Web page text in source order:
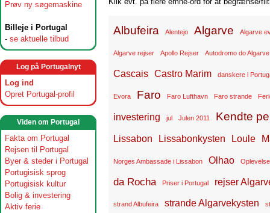
Prøv ny søgemaskine
Billeje i Portugal
- se aktuelle tilbud
Log på Portugalnyt
Log ind
Opret Portugal-profil
Viden om Portugal
Fakta om Portugal
Rejsen til Portugal
Byer & steder i Portugal
Portugisisk sprog
Portugisisk kultur
Bolig & investering
Aktiv ferie
Albufeira Alentejo Algarve Algarve
Algarve rejser Apollo Rejser Autodromo do Algarve
Cascais Castro Marim danskere i
Evora Faro Faro Lufthavn Faro strande
investering jul Julen 2011 Kendte
Lissabon Lissabonkysten Loule
Norges Ambassade i Lissabon Olhao
da Rocha Priser i Portugal rejser
strand Albufeira strande Algarvekysten